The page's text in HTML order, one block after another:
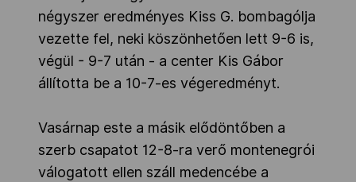
négyszer eredményes Kiss G. bombagólja
vezette fel, neki köszönhetően lett 9-6 is,
végül - 9-7 után - a center Kis Gábor
állította be a 10-7-es végeredményt.
Vasárnap este a másik elődöntőben a
szerb csapatot 12-8-ra verő montenegrói
válogatott ellen száll medencébe a